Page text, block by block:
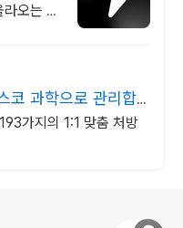
오는 전
코 과학으로 관리합
가지의 1:1 맞춤 처방